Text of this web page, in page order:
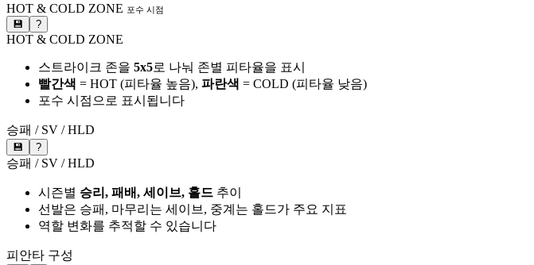
HOT & COLD ZONE 포수 시점
💾 ?
HOT & COLD ZONE
스트라이크 존을 5x5로 나눠 존별 피타율을 표시
빨간색 = HOT (피타율 높음), 파란색 = COLD (피타율 낮음)
포수 시점으로 표시됩니다
승패 / SV / HLD
💾 ?
승패 / SV / HLD
시즌별 승리, 패배, 세이브, 홀드 추이
선발은 승패, 마무리는 세이브, 중계는 홀드가 주요 지표
역할 변화를 추적할 수 있습니다
피안타 구성